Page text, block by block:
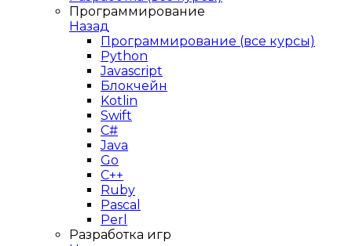
Программирование
Назад
Программирование (все курсы)
Python
Javascript
Блокчейн
Kotlin
Swift
C#
Java
Go
C++
Ruby
Pascal
Perl
Разработка игр